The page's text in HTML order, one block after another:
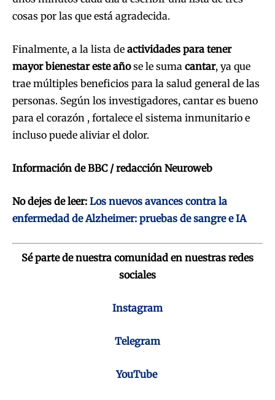
cosas por las que está agradecida.
Finalmente, a la lista de actividades para tener
mayor bienestar este añose le suma cantar, ya que
trae múltiples beneficios para la salud general de las
personas. Según los investigadores, cantar es bueno
para el corazón , fortalece el sistema inmunitario e
incluso puede aliviar el dolor.
Información de BBC / redacción Neuroweb
No dejes de leer: Los nuevos avances contra la
enfermedad de Alzheimer: pruebas de sangre e IA
Sé parte de nuestra comunidad en nuestras redes
sociales
Instagram
Telegram
YouTube